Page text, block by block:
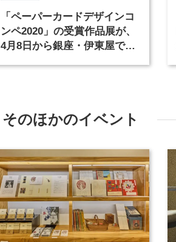
「ペーパーカードデザインコ
ンペ2020」の受賞作品展が、
4月8日から銀座・伊東屋で開
そのほかのイベント